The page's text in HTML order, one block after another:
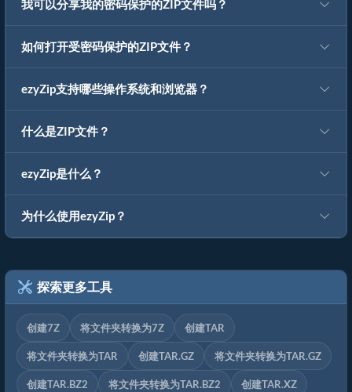
我可以分享我的密码保护的ZIP文件吗？
如何打开受密码保护的ZIP文件？
ezyZip支持哪些操作系统和浏览器？
什么是ZIP文件？
ezyZip是什么？
为什么使用ezyZip？
探索更多工具
创建7Z 将文件夹转换为7Z 创建TAR
将文件夹转换为TAR 创建TAR.GZ 将文件夹转换为TAR.GZ
创建TAR.BZ2 将文件夹转换为TAR.BZ2 创建TAR.XZ